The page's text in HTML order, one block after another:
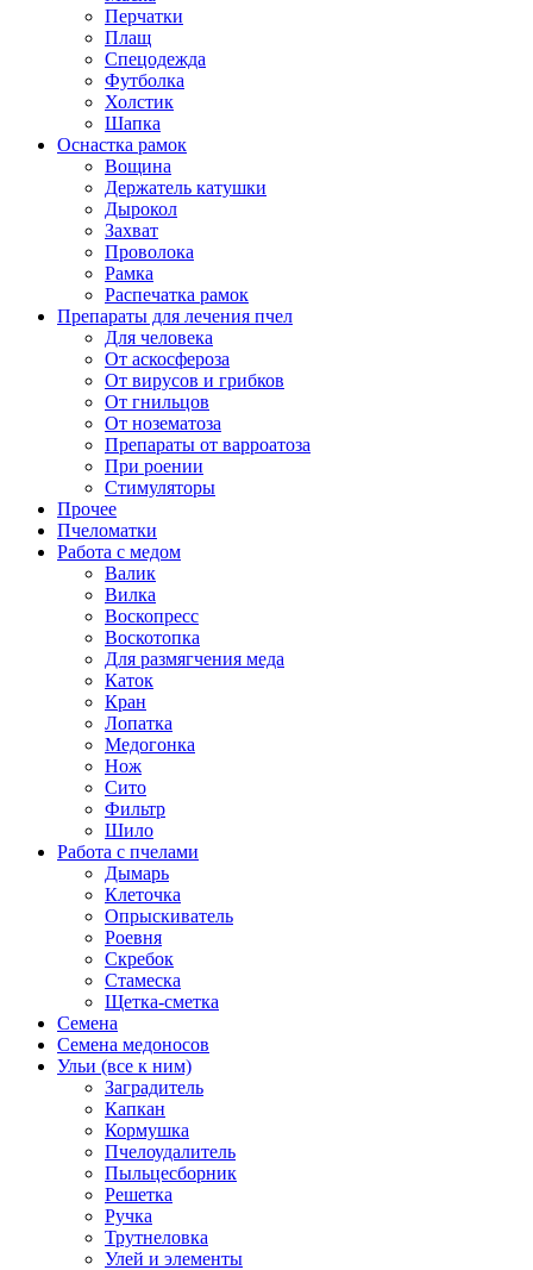
Перчатки
Плащ
Спецодежда
Футболка
Холстик
Шапка
Оснастка рамок
Вощина
Держатель катушки
Дырокол
Захват
Проволока
Рамка
Распечатка рамок
Препараты для лечения пчел
Для человека
От аскосфероза
От вирусов и грибков
От гнильцов
От нозематоза
Препараты от варроатоза
При роении
Стимуляторы
Прочее
Пчеломатки
Работа с медом
Валик
Вилка
Воскопресс
Воскотопка
Для размягчения меда
Каток
Кран
Лопатка
Медогонка
Нож
Сито
Фильтр
Шило
Работа с пчелами
Дымарь
Клеточка
Опрыскиватель
Роевня
Скребок
Стамеска
Щетка-сметка
Семена
Семена медоносов
Ульи (все к ним)
Заградитель
Капкан
Кормушка
Пчелоудалитель
Пыльцесборник
Решетка
Ручка
Трутнеловка
Улей и элементы